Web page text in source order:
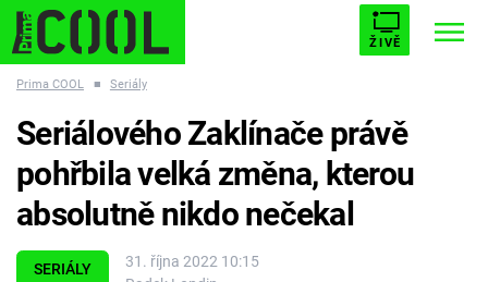
ŽIVĚ
ESCAPE PLNEJ KOTEL AVENGERS 5
Prima COOL ■ Seriály
SERIÁLY
31. října 2022 10:15
Seriálového Zaklínače právě
pohřbila velká změna, kterou
absolutně nikdo nečekal